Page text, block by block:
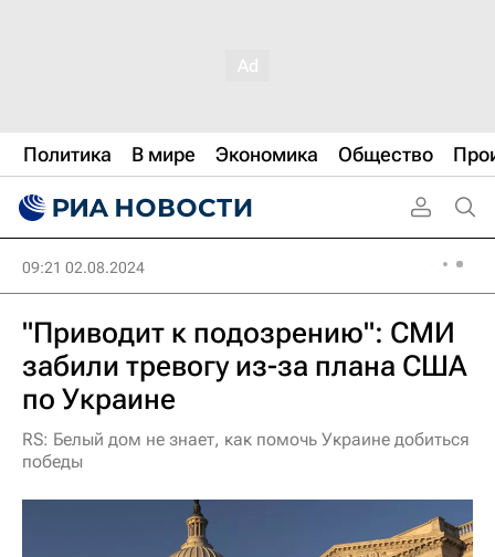
Политика В мире Экономика Общество
09:21 02.08.2024
"Приводит к подозрению": СМИ
забили тревогу из-за плана США
по Украине
RS: Белый дом не знает, как помочь Украине добиться
победы